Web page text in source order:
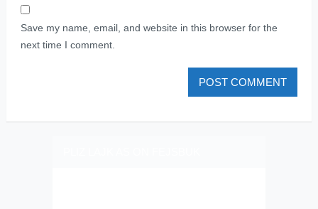
Save my name, email, and website in this browser for the
next time I comment.